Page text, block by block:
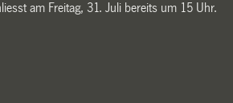
am Freitag, 31. Juli bereits um 15 Uhr.